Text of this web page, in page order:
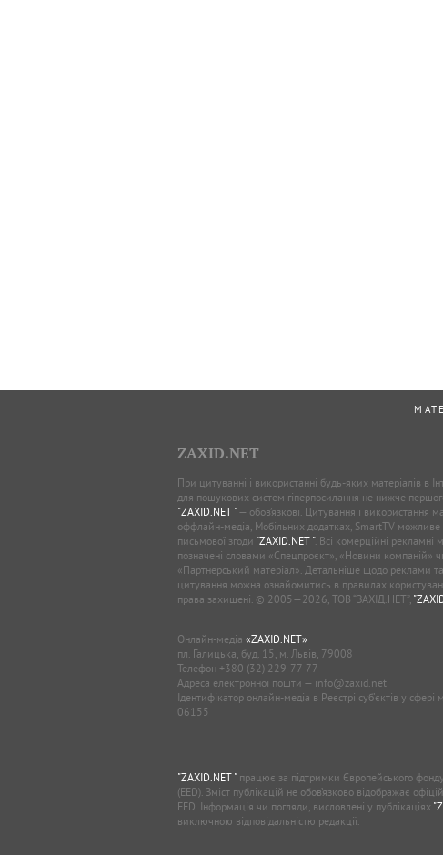
ZAXID.NET
При цитуванні і використанні будь-яких матеріалів в
для пошукових систем гіперпосилання не нижче
"ZAXID.NET "— обов’язкові. Цитування і використання
оффлайн-медіа, Мобільних додатках, SmartTV
письмової згоди "ZAXID.NET ". Всі комерційні рекламні
позначені словами «Спецпроєкт», «Новини компаній»
«Партнерський матеріал». Детальніше щодо реклами
цитування можна ознайомитись в правилах
права захищені. © 2005—2026, ТОВ “ЗАХІД.НЕТ”,
Онлайн-медіа «ZAXID.NET»
пл. Галицька, буд. 15, м. Львів, 79008
Телефон +380 (32) 229-77-77
Адреса електронної пошти — info@zaxid.net
Ідентифікатор онлайн-медіа в Реєстрі суб'єктів у
06155
"ZAXID.NET "працює за підтримки Європейського
(EED). Зміст публікацій не обов’язково відображає
EED. Інформація чи погляди, висловлені у публікаціях
виключною відповідальністю редакції.